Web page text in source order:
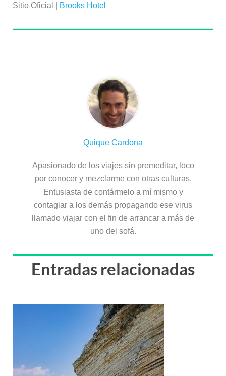
Sitio Oficial | Brooks Hotel
Quique Cardona
Apasionado de los viajes sin premeditar, loco
por conocer y mezclarme con otras culturas.
Entusiasta de contármelo a mí mismo y
contagiar a los demás propagando ese virus
llamado viajar con el fin de arrancar a más de
uno del sofá.
Entradas relacionadas